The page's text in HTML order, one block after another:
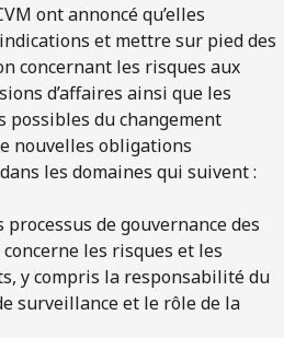
ont annoncé qu’elles
et mettre sur pied des
concernant les risques aux
d’affaires ainsi que les
possibles du changement
nouvelles obligations
les domaines qui suivent :
de gouvernance des
les risques et les
y compris la responsabilité du
surveillance et le rôle de la